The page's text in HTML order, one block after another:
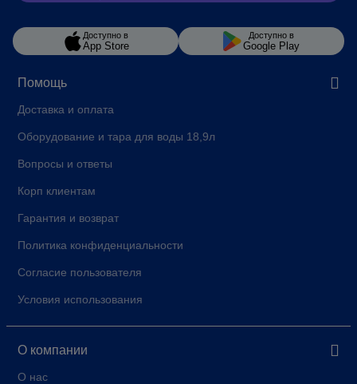
Помощь
Доставка и оплата
Оборудование и тара для воды 18,9л
Вопросы и ответы
Корп клиентам
Гарантия и возврат
Политика конфиденциальности
Согласие пользователя
Условия использования
О компании
О нас
Доступно в
App Store
Доступно в
Google Play